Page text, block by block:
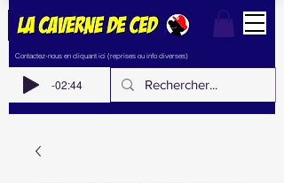
Contactez-nous en cliquant ici (reprises ou info diverses)
-02:44